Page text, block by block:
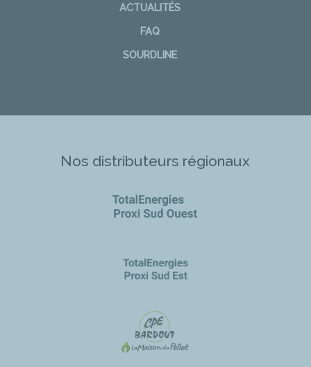
ACTUALITÉS
FAQ
SOURDLINE
Nos distributeurs régionaux